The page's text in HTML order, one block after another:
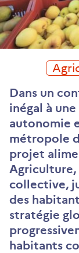
Dans un
inégal à
autonomie
métropole
projet
Agriculture,
collective,
des
stratégie
habitants